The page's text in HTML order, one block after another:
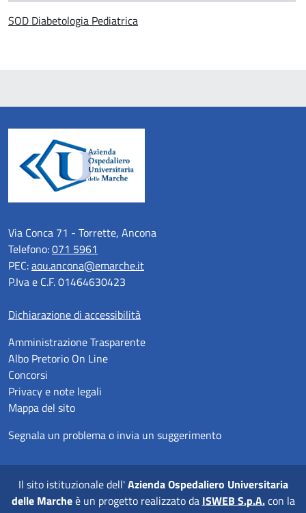
SOD Diabetologia Pediatrica
Via Conca 71 - Torrette, Ancona
Telefono:071 5961
PEC:aou.ancona@emarche.it
P.Iva e C.F. 01464630423
Dichiarazione di accessibilità
Amministrazione Trasparente
Albo Pretorio On Line
Concorsi
Privacy e note legali
Mappa del sito
Segnala un problema o invia un suggerimento
Il sito istituzionale dell'Azienda Ospedaliero Universitaria
delle Marcheè un progetto realizzato da ISWEB S.p.A.con la